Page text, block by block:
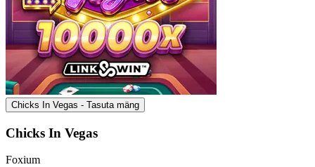
Chicks In Vegas - Tasuta mäng
Chicks In Vegas
Foxium